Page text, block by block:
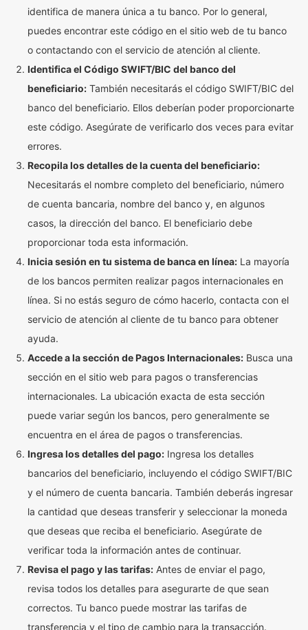
identifica de manera única a tu banco. Por lo general,
puedes encontrar este código en el sitio web de tu banco
o contactando con el servicio de atención al cliente.
Identifica el Código SWIFT/BIC del banco del
beneficiario: También necesitarás el código SWIFT/BIC del
banco del beneficiario. Ellos deberían poder proporcionarte
este código. Asegúrate de verificarlo dos veces para evitar
errores.
Recopila los detalles de la cuenta del beneficiario:
Necesitarás el nombre completo del beneficiario, número
de cuenta bancaria, nombre del banco y, en algunos
casos, la dirección del banco. El beneficiario debe
proporcionar toda esta información.
Inicia sesión en tu sistema de banca en línea: La mayoría
de los bancos permiten realizar pagos internacionales en
línea. Si no estás seguro de cómo hacerlo, contacta con el
servicio de atención al cliente de tu banco para obtener
ayuda.
Accede a la sección de Pagos Internacionales: Busca una
sección en el sitio web para pagos o transferencias
internacionales. La ubicación exacta de esta sección
puede variar según los bancos, pero generalmente se
encuentra en el área de pagos o transferencias.
Ingresa los detalles del pago: Ingresa los detalles
bancarios del beneficiario, incluyendo el código SWIFT/BIC
y el número de cuenta bancaria. También deberás ingresar
la cantidad que deseas transferir y seleccionar la moneda
que deseas que reciba el beneficiario. Asegúrate de
verificar toda la información antes de continuar.
Revisa el pago y las tarifas: Antes de enviar el pago,
revisa todos los detalles para asegurarte de que sean
correctos. Tu banco puede mostrar las tarifas de
transferencia y el tipo de cambio para la transacción.